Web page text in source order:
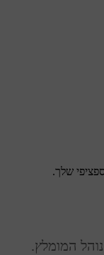
שלך.
המומלץ.